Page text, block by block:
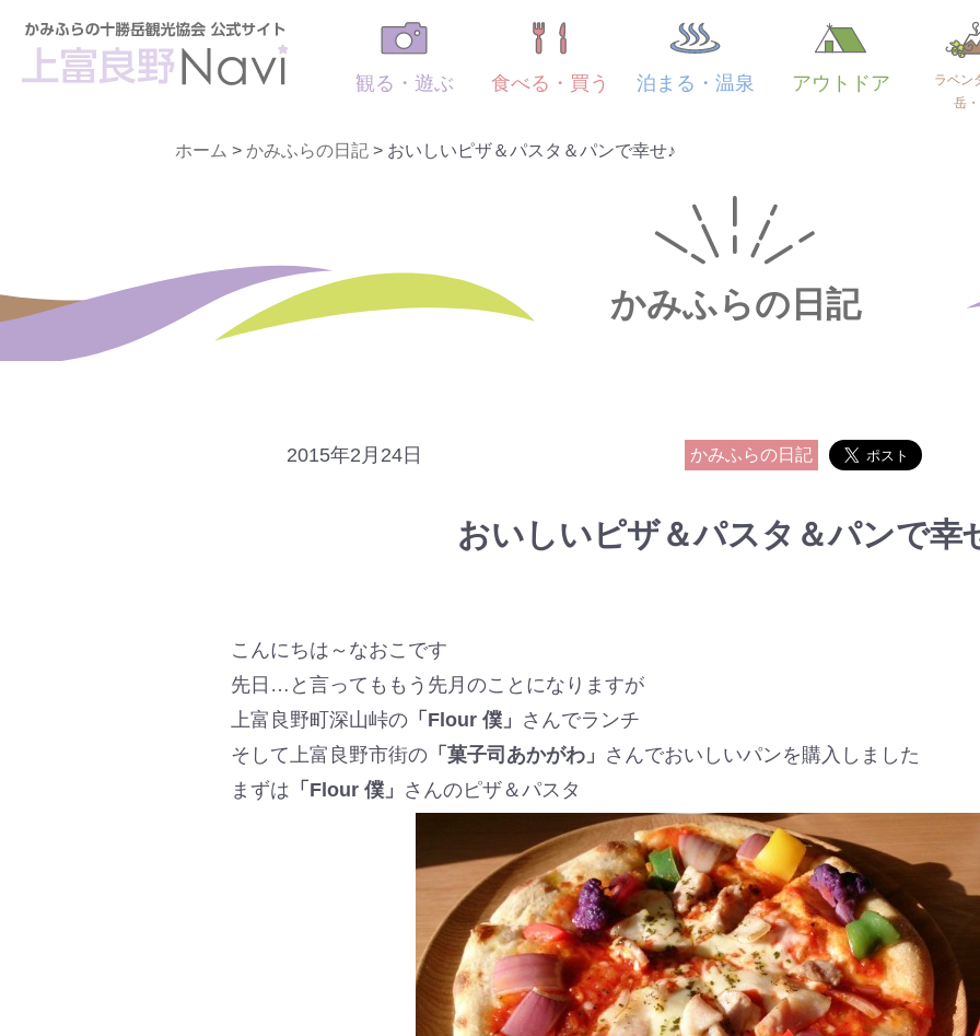
観る・遊ぶ 食べる・買う 泊まる・温泉 アウトドア
ラベン
岳
ホーム > かみふらの日記 > おいしいピザ＆パスタ＆パンで幸せ♪
かみふらの日記
2015年2月24日 かみふらの日記
おいしいピザ＆パスタ＆パンで幸
こんにちは～なおこです
先日…と言ってももう先月のことになりますが
上富良野町深山峠の 「Flour 僕」 さんでランチ
そして上富良野市街の 「菓子司あかがわ」 さんでおいしいパンを購入しました
まずは 「Flour 僕」 さんのピザ＆パスタ